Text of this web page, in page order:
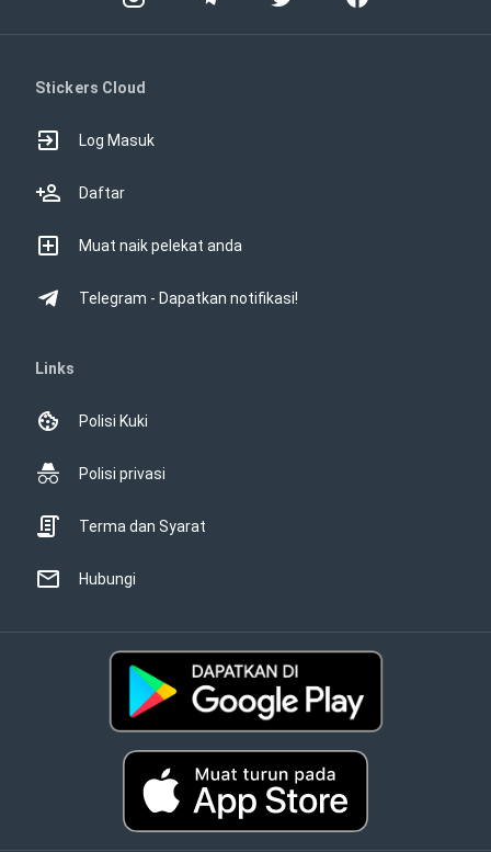
Stickers Cloud
Log Masuk
Daftar
Muat naik pelekat anda
Telegram - Dapatkan notifikasi!
Links
Polisi Kuki
Polisi privasi
Terma dan Syarat
Hubungi